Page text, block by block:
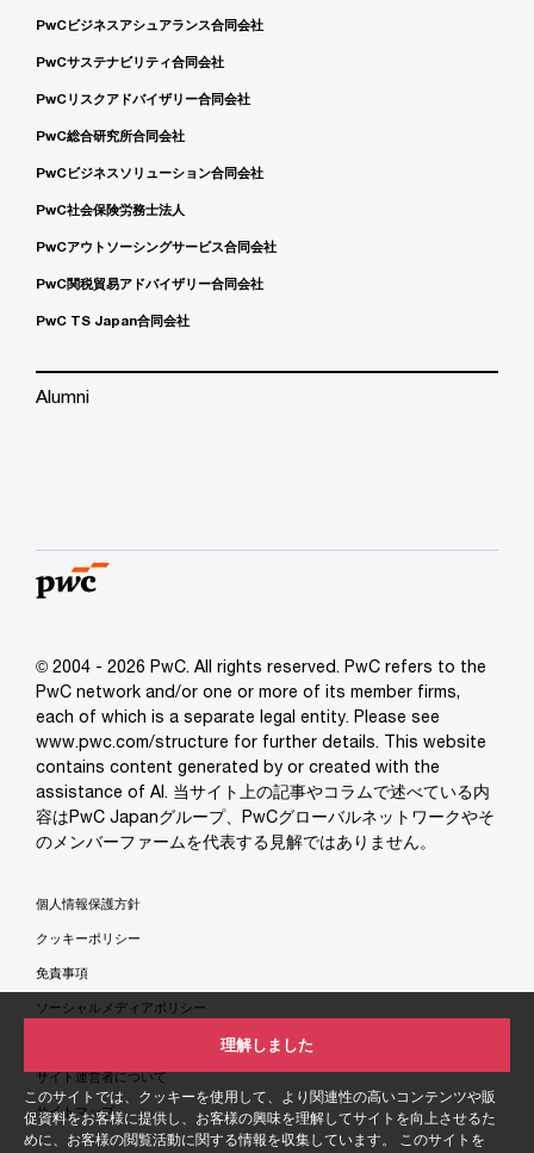
このサイトでは、クッキーを使用して、より関連性の高いコンテンツや販
促資料をお客様に提供し、お客様の興味を理解してサイトを向上させるた
めに、お客様の閲覧活動に関する情報を収集しています。 このサイトを
理解しました
PwCビジネスアシュアランス合同会社
PwCサステナビリティ合同会社
PwCリスクアドバイザリー合同会社
PwC総合研究所合同会社
PwCビジネスソリューション合同会社
PwC社会保険労務士法人
PwCアウトソーシングサービス合同会社
PwC関税貿易アドバイザリー合同会社
PwC TS Japan合同会社
Alumni
© 2004 - 2026 PwC. All rights reserved. PwC refers to the
PwC network and/or one or more of its member firms,
each of which is a separate legal entity. Please see
www.pwc.com/structure for further details. This website
contains content generated by or created with the
assistance of AI. 当サイト上の記事やコラムで述べている内
容はPwC Japanグループ、PwCグローバルネットワークやそ
のメンバーファームを代表する見解ではありません。
個人情報保護方針
クッキーポリシー
免責事項
ソーシャルメディアポリシー
サイト運営者について
サイトマップ